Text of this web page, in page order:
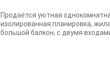
Продаётся уютная
изолированная планировка,
большой балкон, с двумя